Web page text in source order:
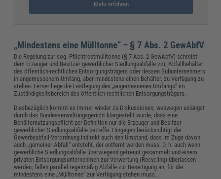
Mehr erfahren
„Mindestens eine Mülltonne“ – § 7 Abs. 2 GewAbfV
Die Regelung zur sog. Pflichtrestmülltonne (§ 7 Abs. 2 GewAbfV) schreibt
dem Erzeuger und Besitzer gewerblicher Siedlungsabfälle vor, Abfallbehälter
des öffentlich-rechtlichen Entsorgungsträgers oder dessen Subunternehmers
in angemessenem Umfang, aber mindestens einen Behälter, zu Verfügung zu
stellen. Ferner liege die Festlegung des „angemessenen Umfangs“ im
Zuständigkeitsbereich des öffentlich-rechtlichen Entsorgungsträgers.
Diesbezüglich kommt es immer wieder zu Diskussionen, weswegen unlängst
durch das Bundesverwaltungsgericht klargestellt wurde, dass eine
Behälternutzungspflicht per Definition nur die Erzeuger und Besitzer
gewerblicher Siedlungsabfälle betreffe. Hingegen berücksichtigt die
Gewerbeabfall-Verordnung indirekt auch den Umstand, dass im Zuge davon
auch „gemeiner Abfall“ entsteht, der entfernt werden muss. D. h. auch wenn
gewerbliche Siedlungsabfälle überwiegend getrennt gesammelt und einem
privaten Entsorgungsunternehmen zur Verwertung (Recycling) überlassen
werden, fallen parallel regelmäßig Abfälle zur Beseitigung an, für die
mindestens eine „Mülltonne“ zur Verfügung stehen muss.